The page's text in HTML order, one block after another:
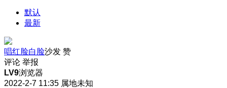
默认
最新
唱红脸白脸沙发 赞
评论 举报
LV9浏览器
2022-2-7 11:35 属地未知